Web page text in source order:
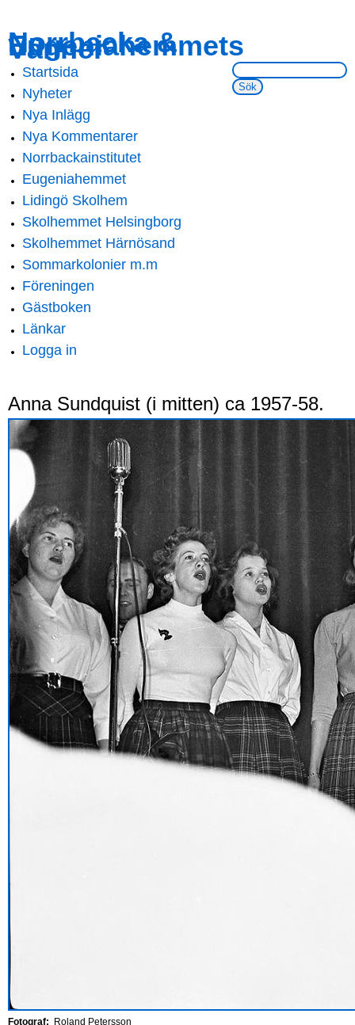
main
content
navigation
Norrbacka &
Eugeniahemmets
Vänner
Sök på webbsidan:
Main menu
Startsida
Nyheter
Nya Inlägg
Nya Kommentarer
Norrbackainstitutet
Eugeniahemmet
Lidingö Skolhem
Skolhemmet Helsingborg
Skolhemmet Härnösand
Sommarkolonier m.m
Föreningen
Gästboken
Länkar
Logga in
Anna Sundquist (i mitten) ca 1957-58.
Fotograf:
Roland Petersson